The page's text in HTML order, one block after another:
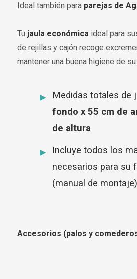
Ideal también para parejas de
Tu jaula económica ideal para
de rejillas y cajón recoge
mantener una buena higiene de su
Medidas totales de
fondo x 55 cm de
de altura
Incluye todos los
necesarios para su
(manual de montaje)
Accesorios (palos y